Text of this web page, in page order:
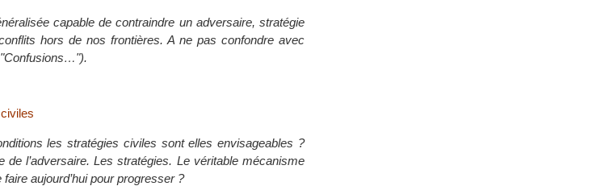
capable de contraindre un adversaire, stratégie
hors de nos frontières. A ne pas confondre avec
"Confusions…").
les stratégies civiles sont elles envisageables ?
de l’adversaire. Les stratégies. Le véritable mécanisme
aujourd’hui pour progresser ?